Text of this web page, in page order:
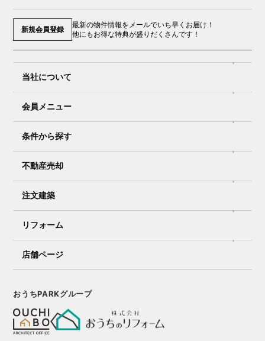
新規会員登録
最新の物件情報をメールでいち早くお届け！
他にもお得な特典が盛りだくさんです！
当社について
会員メニュー
条件から探す
不動産売却
注文建築
リフォーム
店舗ページ
おうちPARKグループ